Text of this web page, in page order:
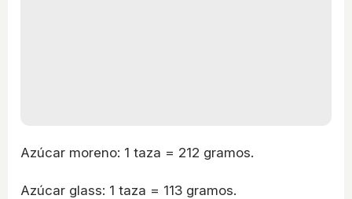
Azúcar moreno: 1 taza = 212 gramos.
Azúcar glass: 1 taza = 113 gramos.